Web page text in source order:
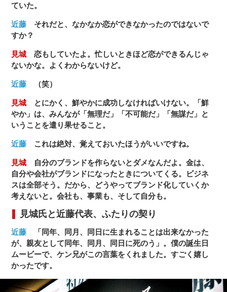
ていた。
近藤 それだと、なかなか恋ができなかったのではないで
すか？
見城 恋もしていたよ。忙しいときほど恋ができるんじゃ
ないかな。よくわからないけど。
近藤 （笑）
見城 とにかく、鮮やかに成功しなければいけない。「鮮
やか」は、みんなが「無理だ」「不可能だ」「無謀だ」と
いうことを遣り果せること。
近藤 これは絶対、覚えておいたほうがいいですね。
見城 自分のブランドを作らないとダメなんだよ。金は、
自分や会社がブランドになったときについてくる。ビジネ
スは全部そう。だから、どうやってブランド化していくか
考えないと。会社も、事業も、そして自分も。
見城氏と近藤代表、ふたりの契り
近藤 「同年、同月、同日に生まれることは出来なかった
が、親友として同年、同月、同日に死のう」。僕の誕生日
ムービーで、ケン兄がこの言葉をくれました。すごく嬉し
かったです。